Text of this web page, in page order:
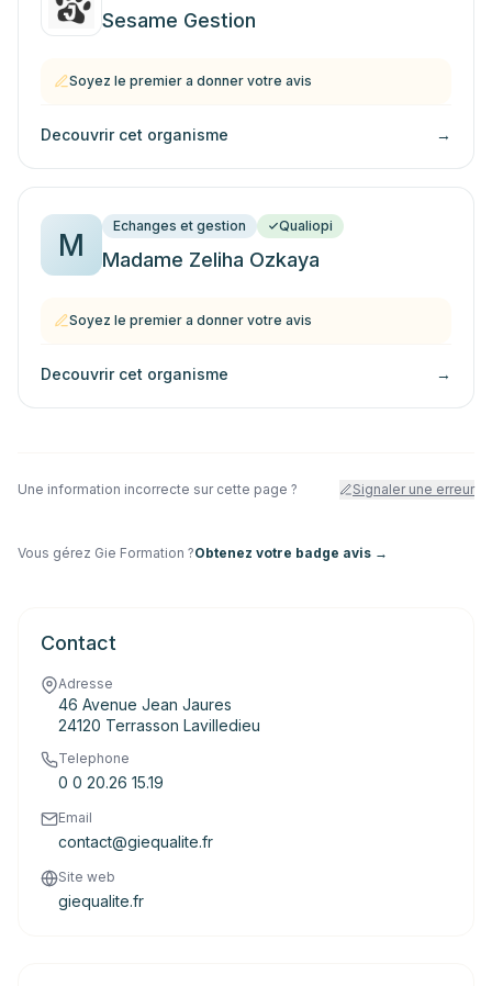
Sesame Gestion
Soyez le premier a donner votre avis
Decouvrir cet organisme →
M
Echanges et gestion Qualiopi
Madame Zeliha Ozkaya
Soyez le premier a donner votre avis
Decouvrir cet organisme →
Une information incorrecte sur cette page ? Signaler une erreur
Vous gérez Gie Formation ?Obtenez votre badge avis →
Contact
Adresse
46 Avenue Jean Jaures
24120 Terrasson Lavilledieu
Telephone
0 0 20.26 15.19
Email
contact@giequalite.fr
Site web
giequalite.fr